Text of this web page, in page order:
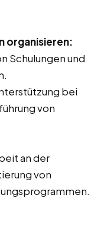
organisieren:
Schulungen und
bei
von
an der
von